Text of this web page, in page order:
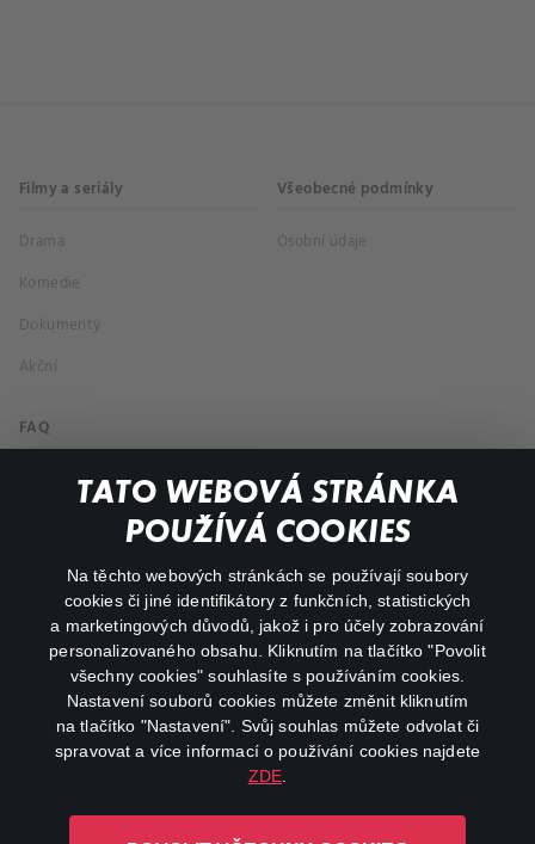
TATO WEBOVÁ STRÁNKA
POUŽÍVÁ COOKIES
Na těchto webových stránkách se používají soubory
cookies či jiné identifikátory z funkčních, statistických
a marketingových důvodů, jakož i pro účely zobrazování
personalizovaného obsahu. Kliknutím na tlačítko "Povolit
všechny cookies" souhlasíte s používáním cookies.
Nastavení souborů cookies můžete změnit kliknutím
na tlačítko "Nastavení". Svůj souhlas můžete odvolat či
spravovat a více informací o používání cookies najdete
ZDE
Filmy a seriály
Drama
Komedie
Dokumenty
Akční
Všeobecné podmínky
Osobní údaje
FAQ
Můj účet
Důležité odkazy
facebookinstagram
youtube